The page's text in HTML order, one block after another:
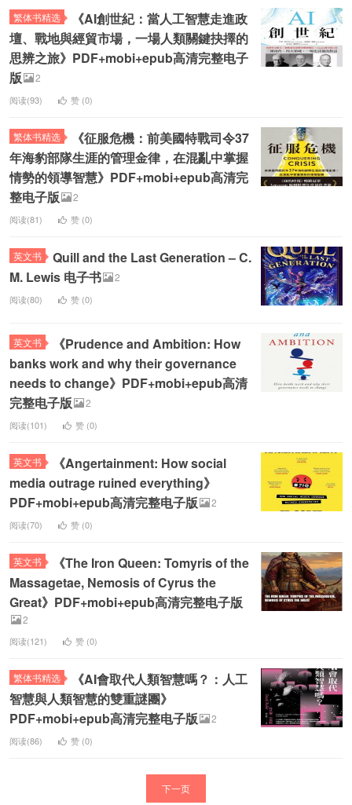
繁体书精选
《AI創世紀：當人工智慧走進政
壇、戰地與經貿市場，一場人類關鍵抉擇的
思辨之旅》PDF+mobi+epub高清完整电子
版
2
阅读(93) 赞 (0)
繁体书精选
《征服危機：前美國特戰司令37
年海豹部隊生涯的管理金律，在混亂中掌握
情勢的領導智慧》PDF+mobi+epub高清完
整电子版
2
阅读(81) 赞 (0)
英文书
Quill and the Last Generation – C.
M. Lewis 电子书
2
阅读(80) 赞 (0)
英文书
《Prudence and Ambition: How
banks work and why their governance
needs to change》PDF+mobi+epub高清
完整电子版
2
阅读(101) 赞 (0)
英文书
《Angertainment: How social
media outrage ruined everything》
PDF+mobi+epub高清完整电子版
2
阅读(70) 赞 (0)
英文书
《The Iron Queen: Tomyris of the
Massagetae, Nemosis of Cyrus the
Great》PDF+mobi+epub高清完整电子版
2
阅读(121) 赞 (0)
繁体书精选
《AI會取代人類智慧嗎？：人工
智慧與人類智慧的雙重謎團》
PDF+mobi+epub高清完整电子版
2
阅读(86) 赞 (0)
下一页